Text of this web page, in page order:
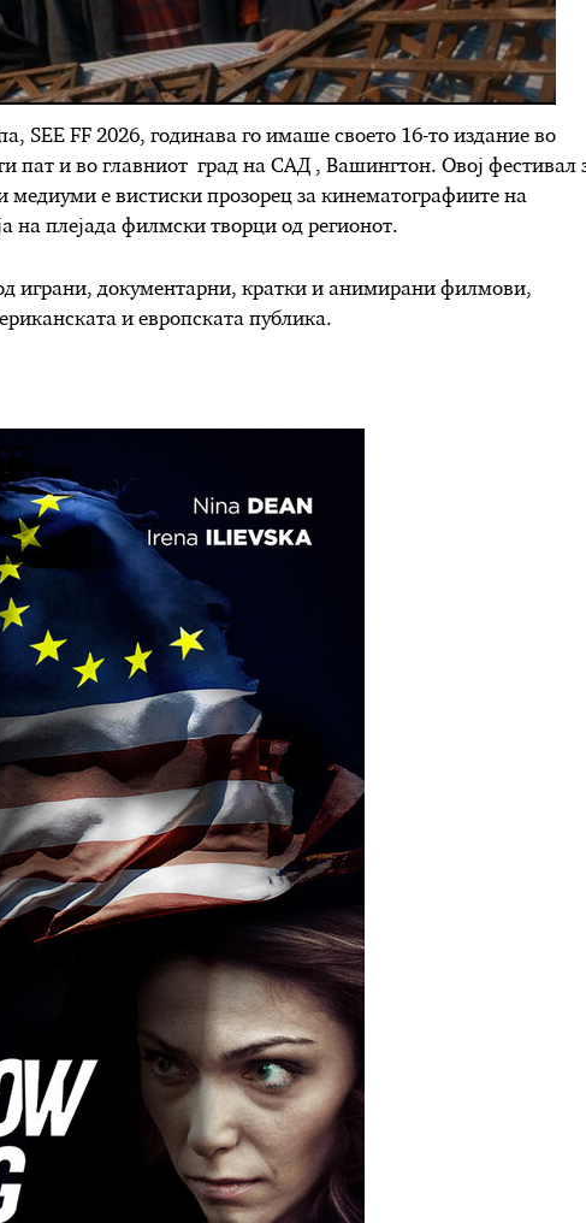
SEE FF 2026, годинава го имаше своето 16-то издание во
пат и во главниот град на САД , Вашингтон. Овој фестивал
медиуми е вистиски прозорец за кинематографиите на
на плејада филмски творци од регионот.
играни, документарни, кратки и анимирани филмови,
и европската публика.